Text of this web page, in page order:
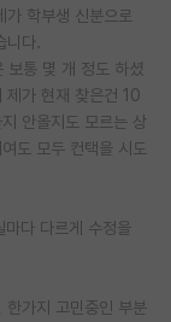
학부생 신분으로
다.
보통 몇 개 정도 하셨
제가 현재 찾은건 10
안올지도 모르는 상
도 모두 컨택을 시도
다 다르게 수정을
한가지 고민중인 부분